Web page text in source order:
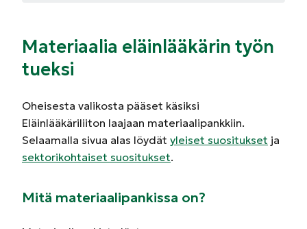
Materiaalia eläinlääkärin työn
tueksi
Oheisesta valikosta pääset käsiksi
Eläinlääkäriliiton laajaan materiaalipankkiin.
Selaamalla sivua alas löydät yleiset suositukset ja
sektorikohtaiset suositukset.
Mitä materiaalipankissa on?